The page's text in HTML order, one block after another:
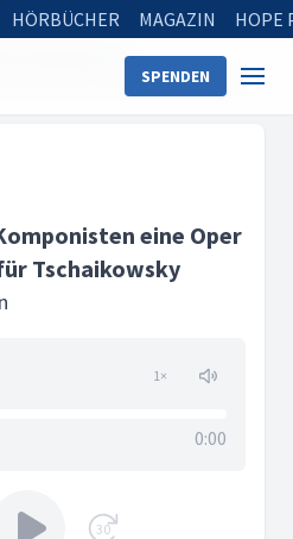
HÖRBÜCHER MAGAZIN HOPE
SPENDEN
der Komponisten
eine Oper und eine Sinfonie für
eine Oper
Tschaikowsky
1×
0:00
30